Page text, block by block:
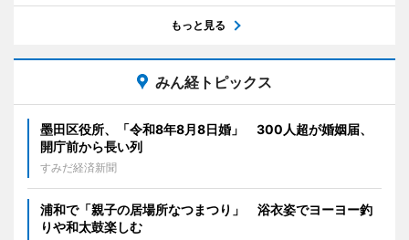
もっと見る
みん経トピックス
墨田区役所、「令和8年8月8日婚」 300人超が婚姻届、
開庁前から長い列
すみだ経済新聞
浦和で「親子の居場所なつまつり」 浴衣姿でヨーヨー釣
りや和太鼓楽しむ